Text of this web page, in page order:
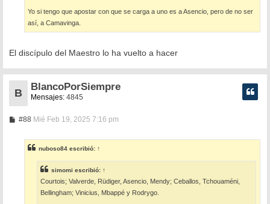
Yo si tengo que apostar con que se carga a uno es a Asencio, pero de no ser
así, a Camavinga.
El discípulo del Maestro lo ha vuelto a hacer
B
BlancoPorSiempre
Mensajes: 4845
#88M
s
a
Mié Feb 19, 2025 7:16 pm
nuboso84 escribió: ↑
simomi escribió: ↑
Courtois; Valverde, Rüdiger, Asencio, Mendy; Ceballos, Tchouaméni,
Bellingham; Vinicius, Mbappé y Rodrygo.